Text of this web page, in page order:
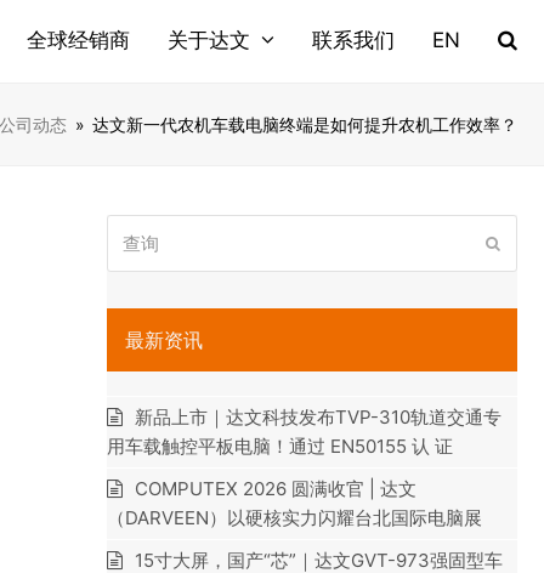
全球经销商 关于达文 联系我们 EN
公司动态 » 达文新一代农机车载电脑终端是如何提升农机工作效率？
询
最新资讯
新品上市｜达文科技发布TVP-310轨道交通专
用车载触控平板电脑！通过 EN50155 认 证
COMPUTEX 2026 圆满收官 | 达文
（DARVEEN）以硬核实力闪耀台北国际电脑展
15寸大屏，国产“芯”｜达文GVT-973强固型车